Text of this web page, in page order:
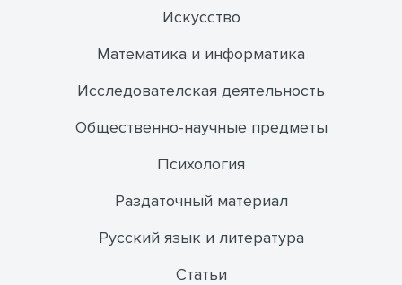
Искусство
Математика и информатика
Исследователская деятельность
Общественно-научные предметы
Психология
Раздаточный материал
Русский язык и литература
Статьи